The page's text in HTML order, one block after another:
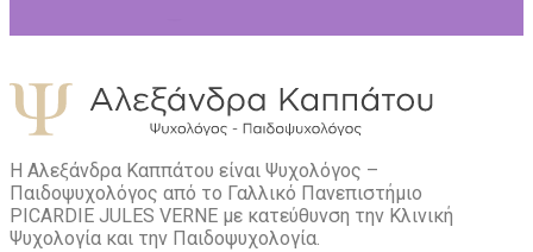
Η Αλεξάνδρα Καππάτου είναι Ψυχολόγος –
Παιδοψυχολόγος από το Γαλλικό Πανεπιστήμιο
PICARDIE JULES VERNE με κατεύθυνση την Kλινική
Ψυχολογία και την Παιδοψυχολογία.